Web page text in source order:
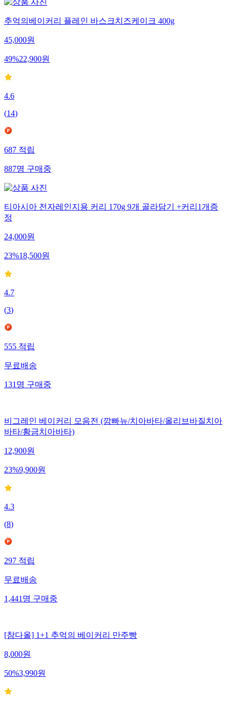
추억의베이커리 플레인 바스크치즈케이크 400g
45,000원
49%22,900원
4.6
(14)
687 적립
887명 구매중
티아시아 전자레인지용 커리 170g 9개 골라담기 +커리1개증
정
24,000원
23%18,500원
4.7
(3)
555 적립
무료배송
131 명 구매중
비그레인 베이커리 모음전 (깜빠뉴/치아바타/올리브바질치아
바타/황금치아바타)
12,900원
23%9,900원
4.3
(8)
297 적립
무료배송
1,441 명 구매중
[참다올] 1+1 추억의 베이커리 만주빵
8,000원
50%3,990원